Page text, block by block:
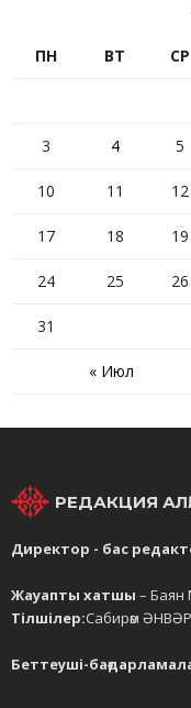
ПН ВТ СР
« Июл
3 4 5
10 11 12
17 18 19
24 25 26
31
РЕДАКЦИЯ
Директор - бас
Жауапты хатшы –
Тілшілер:Сабирәм
Беттеуші-